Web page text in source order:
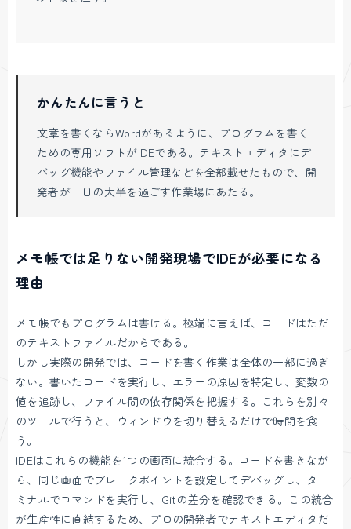
かんたんに言うと
文章を書くならWordがあるように、プログラムを書く
ための専用ソフトがIDEである。テキストエディタにデ
バッグ機能やファイル管理などを全部載せたもので、開
発者が一日の大半を過ごす作業場にあたる。
メモ帳では足りない開発現場でIDEが必要になる
理由
メモ帳でもプログラムは書ける。極端に言えば、コードはただ
のテキストファイルだからである。
しかし実際の開発では、コードを書く作業は全体の一部に過ぎ
ない。書いたコードを実行し、エラーの原因を特定し、変数の
値を追跡し、ファイル間の依存関係を把握する。これらを別々
のツールで行うと、ウィンドウを切り替えるだけで時間を食
う。
IDEはこれらの機能を1つの画面に統合する。コードを書きなが
ら、同じ画面でブレークポイントを設定してデバッグし、ター
ミナルでコマンドを実行し、Gitの差分を確認できる。この統合
が生産性に直結するため、プロの開発者でテキストエディタだ